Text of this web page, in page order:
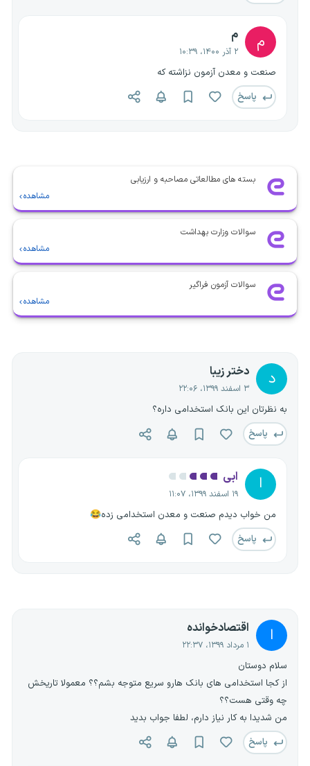
م م
۲ آذر ۱۴۰۰، ۱۰:۳۹
صنعت و معدن آزمون نزاشته که
پاسخ
بسته های مطالعاتی مصاحبه و ارزیابی
مشاهده
سوالات وزارت بهداشت
مشاهده
سوالات آزمون فراگیر
مشاهده
د دختر زیبا
۳ اسفند ۱۳۹۹، ۲۲:۰۶
به نظرتان این بانک استخدامی داره؟
پاسخ
ا ابی
۱۹ اسفند ۱۳۹۹، ۱۱:۰۷
من خواب دیدم صنعت و معدن استخدامی زده😂
پاسخ
ا اقتصادخوانده
۱ مرداد ۱۳۹۹، ۲۲:۳۷
سلام دوستان
از کجا استخدامی های بانک هارو سریع متوجه بشم؟؟ معمولا تاریخش
چه وقتی هست؟؟
من شدیدا به کار نیاز دارم، لطفا جواب بدید
پاسخ